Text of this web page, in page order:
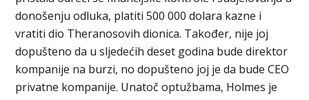
donošenju odluka, platiti 500 000 dolara kazne i
vratiti dio Theranosovih dionica. Također, nije joj
dopušteno da u sljedećih deset godina bude direktor
kompanije na burzi, no dopušteno joj je da bude CEO
privatne kompanije. Unatoč optužbama, Holmes je